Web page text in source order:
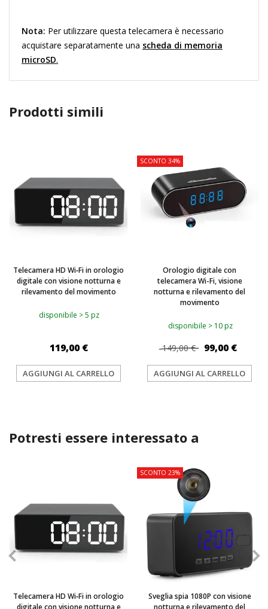
Nota: Per utilizzare questa telecamera è necessario
acquistare separatamente una scheda di memoria
microSD.
Prodotti simili
Telecamera HD Wi‑Fi in orologio
digitale con visione notturna e
rilevamento del movimento
disponibile > 5 pz
119,00 €
AGGIUNGI AL CARRELLO
SCONTO 34%
Orologio digitale con
telecamera Wi-Fi, visione
notturna e rilevamento del
movimento
disponibile > 10 pz
149,00 € 99,00 €
AGGIUNGI AL CARRELLO
Potresti essere interessato a
Telecamera HD Wi‑Fi in orologio
digitale con visione notturna e
SCONTO 23%
Sveglia spia 1080P con visione
notturna e rilevamento del